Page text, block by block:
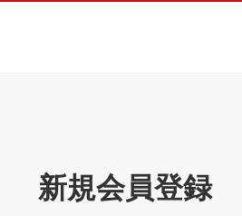
新規会員登録